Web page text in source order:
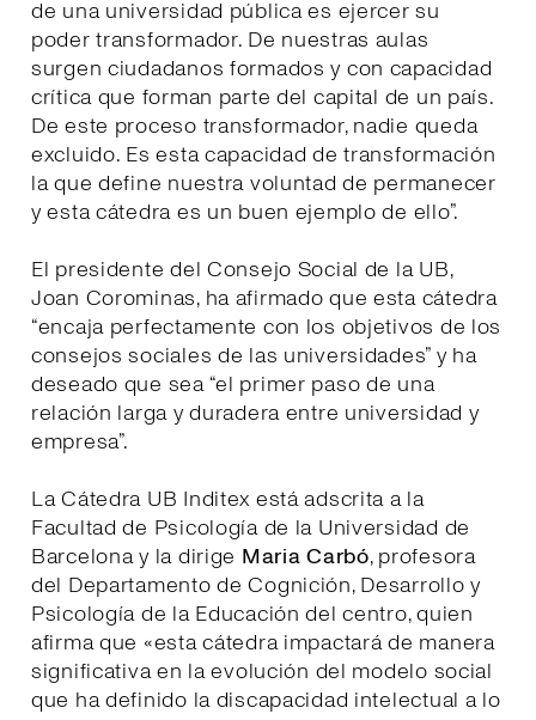
de una universidad pública es ejercer su
poder transformador. De nuestras aulas
surgen ciudadanos formados y con capacidad
crítica que forman parte del capital de un país.
De este proceso transformador, nadie queda
excluido. Es esta capacidad de transformación
la que define nuestra voluntad de permanecer
y esta cátedra es un buen ejemplo de ello”.
El presidente del Consejo Social de la UB,
Joan Corominas, ha afirmado que esta cátedra
“encaja perfectamente con los objetivos de los
consejos sociales de las universidades” y ha
deseado que sea “el primer paso de una
relación larga y duradera entre universidad y
empresa”.
La Cátedra UB Inditex está adscrita a la
Facultad de Psicología de la Universidad de
Barcelona y la dirige Maria Carbó, profesora
del Departamento de Cognición, Desarrollo y
Psicología de la Educación del centro, quien
afirma que «esta cátedra impactará de manera
significativa en la evolución del modelo social
que ha definido la discapacidad intelectual a lo